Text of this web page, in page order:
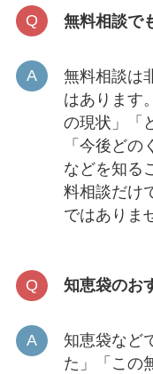
無料相談で
無料相談は
はあります
の現状」「
「今後どの
などを知る
料相談だけ
ではありま
知恵袋のお
知恵袋など
た」「この